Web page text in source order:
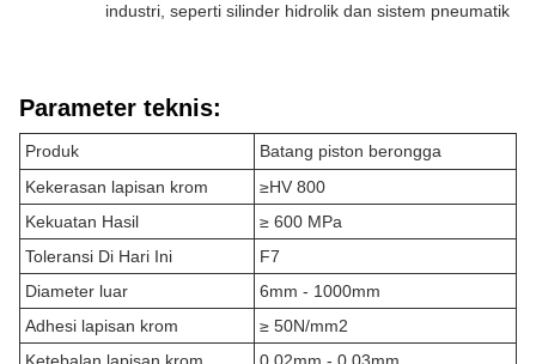
industri, seperti silinder hidrolik dan sistem pneumatik
Parameter teknis:
Produk
Batang piston berongga
Kekerasan lapisan krom
≥HV 800
Kekuatan Hasil
≥ 600 MPa
Toleransi Di Hari Ini
F7
Diameter luar
6mm - 1000mm
Adhesi lapisan krom
≥ 50N/mm2